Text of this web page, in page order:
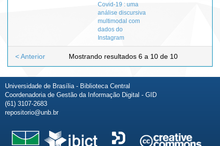
Covid-19 : uma
análise discursiva
multimodal com
dados do
Instagram
Mostrando resultados 6 a 10 de 10
< Anterior
Universidade de Brasília - Biblioteca Central
Coordenadoria de Gestão da Informação Digital - GID
(61) 3107-2683
repositorio@unb.br